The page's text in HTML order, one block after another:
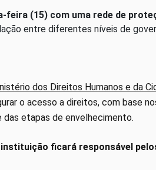
feira (15) com uma rede de
entre diferentes níveis de
dos Direitos Humanos e da
o acesso a direitos, com base
etapas de envelhecimento.
ficará responsável